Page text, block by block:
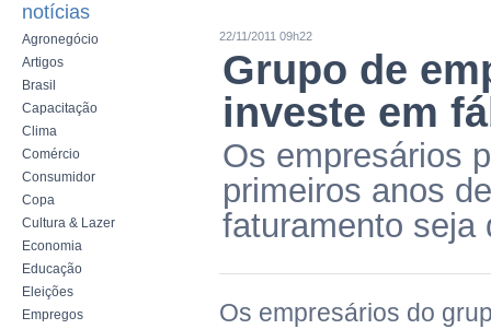
notícias
Agronegócio
Artigos
Brasil
Capacitação
Clima
Comércio
Consumidor
Copa
Cultura & Lazer
Economia
Educação
Eleições
Empregos
22/11/2011 09h22
Grupo de
investe em
Os empresários
primeiros anos
faturamento seja
Os empresários do